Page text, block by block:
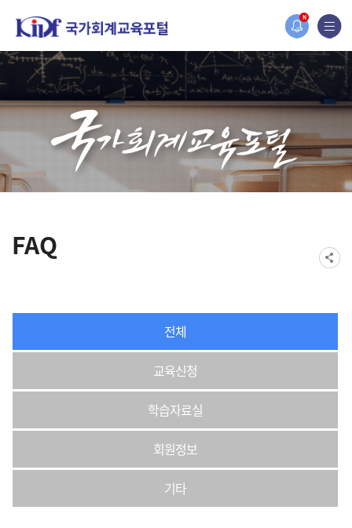
N
홈페이지가 새롭게 개편되었습니다.
한국조세재정연구원홈페이지가 새롭게 개설되었습니다.
FAQ
전체
교육신청
학습자료실
회원정보
기타